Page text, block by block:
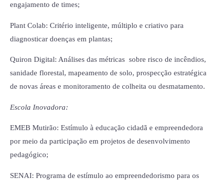
engajamento de times;
Plant Colab: Critério inteligente, múltiplo e criativo para
diagnosticar doenças em plantas;
Quiron Digital: Análises das métricas sobre risco de incêndios,
sanidade florestal, mapeamento de solo, prospecção estratégica
de novas áreas e monitoramento de colheita ou desmatamento.
Escola Inovadora:
EMEB Mutirão: Estímulo à educação cidadã e empreendedora
por meio da participação em projetos de desenvolvimento
pedagógico;
SENAI: Programa de estímulo ao empreendedorismo para os